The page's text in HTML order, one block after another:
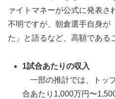
ァイトマネーが公式に発表さ
不明ですが、朝倉選手自身が
た」と語るなど、高額である
1試合あたりの収入
一部の推計では、トッ
合あたり1,000万円〜